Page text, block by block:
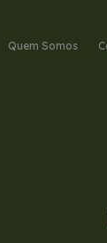
Quem Somos